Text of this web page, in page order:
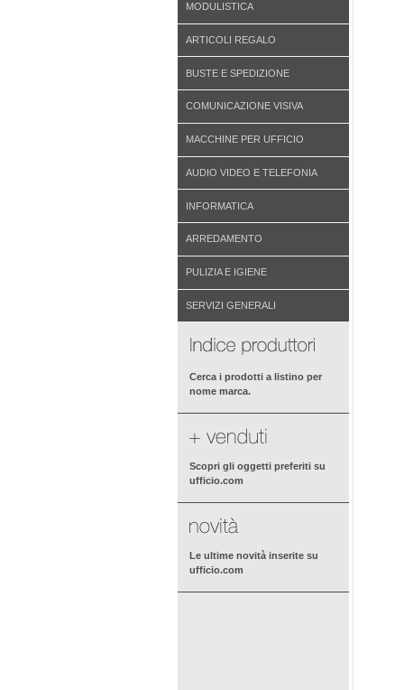
MODULISTICA
ARTICOLI REGALO
BUSTE E SPEDIZIONE
COMUNICAZIONE VISIVA
MACCHINE PER UFFICIO
AUDIO VIDEO E TELEFONIA
INFORMATICA
ARREDAMENTO
PULIZIA E IGIENE
SERVIZI GENERALI
Cerca i prodotti a listino per
nome marca.
Scopri gli oggetti preferiti su
ufficio.com
Le ultime novità inserite su
ufficio.com